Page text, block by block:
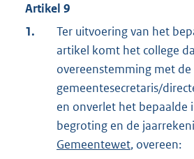
Artikel 9
1.
Ter uitvoering van het
artikel komt het college
overeenstemming met de
gemeentesecretaris/
en onverlet het bepaalde
begroting en de
Gemeentewet, overeen: